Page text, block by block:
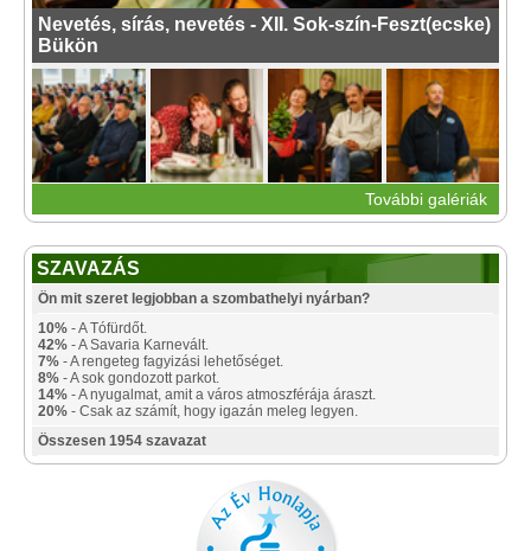
Nevetés, sírás, nevetés - XII. Sok-szín-Feszt(ecske)
Bükön
További galériák
SZAVAZÁS
Ön mit szeret legjobban a szombathelyi nyárban?
10% - A Tófürdőt.
42% - A Savaria Karnevált.
7% - A rengeteg fagyizási lehetőséget.
8% - A sok gondozott parkot.
14% - A nyugalmat, amit a város atmoszférája áraszt.
20% - Csak az számít, hogy igazán meleg legyen.
Összesen 1954 szavazat